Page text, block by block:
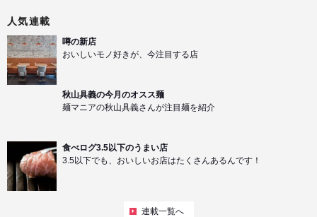
人気連載
噂の新店
おいしいモノ好きが、今注目する店
秋山具義の今月のオスス麺
麺マニアの秋山具義さんが注目麺を紹介
食べログ3.5以下のうまい店
3.5以下でも、おいしいお店はたくさんあるんです！
連載一覧へ